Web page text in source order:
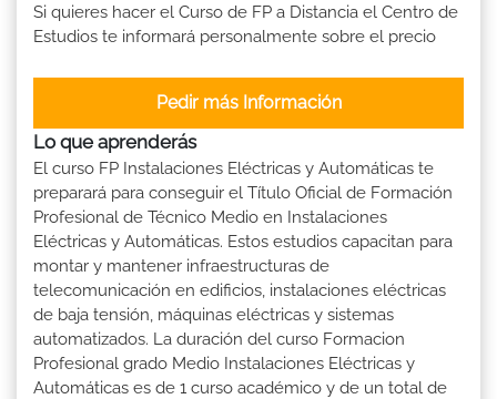
Si quieres hacer el Curso de FP a Distancia el Centro de
Estudios te informará personalmente sobre el precio
Pedir más Información
Lo que aprenderás
El curso FP Instalaciones Eléctricas y Automáticas te
preparará para conseguir el Título Oficial de Formación
Profesional de Técnico Medio en Instalaciones
Eléctricas y Automáticas. Estos estudios capacitan para
montar y mantener infraestructuras de
telecomunicación en edificios, instalaciones eléctricas
de baja tensión, máquinas eléctricas y sistemas
automatizados. La duración del curso Formacion
Profesional grado Medio Instalaciones Eléctricas y
Automáticas es de 1 curso académico y de un total de